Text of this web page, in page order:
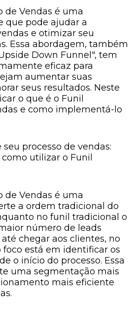
de Vendas é uma
que pode ajudar a
e otimizar seu
Essa abordagem, também
Down Funnel", tem
eficaz para
aumentar suas
seus resultados. Neste
o que é o Funil
e como implementá-lo
seu processo de vendas:
utilizar o Funil
de Vendas é uma
a ordem tradicional do
no funil tradicional o
número de leads
chegar aos clientes, no
foco está em identificar os
o início do processo. Essa
uma segmentação mais
mais eficiente